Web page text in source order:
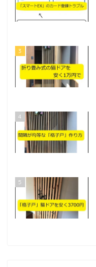
3
4
5